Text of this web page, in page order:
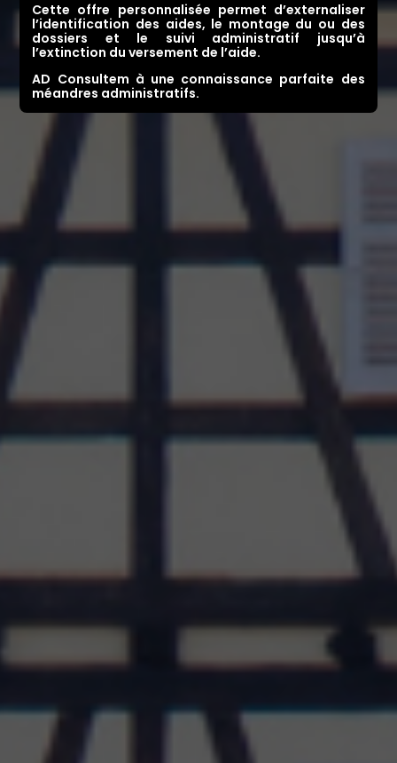
Cette offre personnalisée permet d’externaliser
l’identification des aides, le montage du ou des
dossiers et le suivi administratif jusqu’à
l’extinction du versement de l’aide.
AD Consultem à une connaissance parfaite des
méandres administratifs.